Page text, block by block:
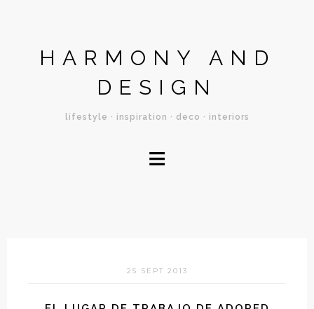
HARMONY AND
DESIGN
lifestyle · inspiration · deco · interiors
≡
25 SEPT 2013